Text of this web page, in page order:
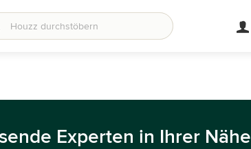
Experten in Ihrer Nähe